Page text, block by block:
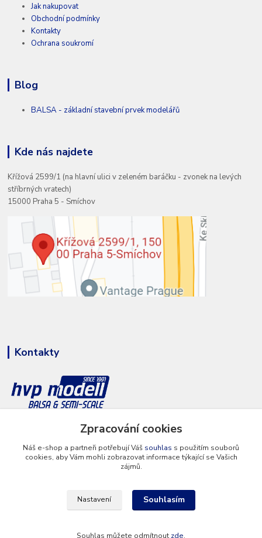
Jak nakupovat
Obchodní podmínky
Kontakty
Ochrana soukromí
Blog
BALSA - základní stavební prvek modelářů
Kde nás najdete
Křížová 2599/1 (na hlavní ulici v zeleném baráčku - zvonek na levých
stříbrných vratech)
15000 Praha 5 - Smíchov
Kontakty
+420 777 286 674
info@hvp-modell.cz
Zpracování cookies
Náš e-shop a partneři potřebují Váš souhlas s použitím souborů
cookies, aby Vám mohli zobrazovat informace týkající se Vašich
zájmů.
Nastavení Souhlasím
Souhlas můžete odmítnout zde.